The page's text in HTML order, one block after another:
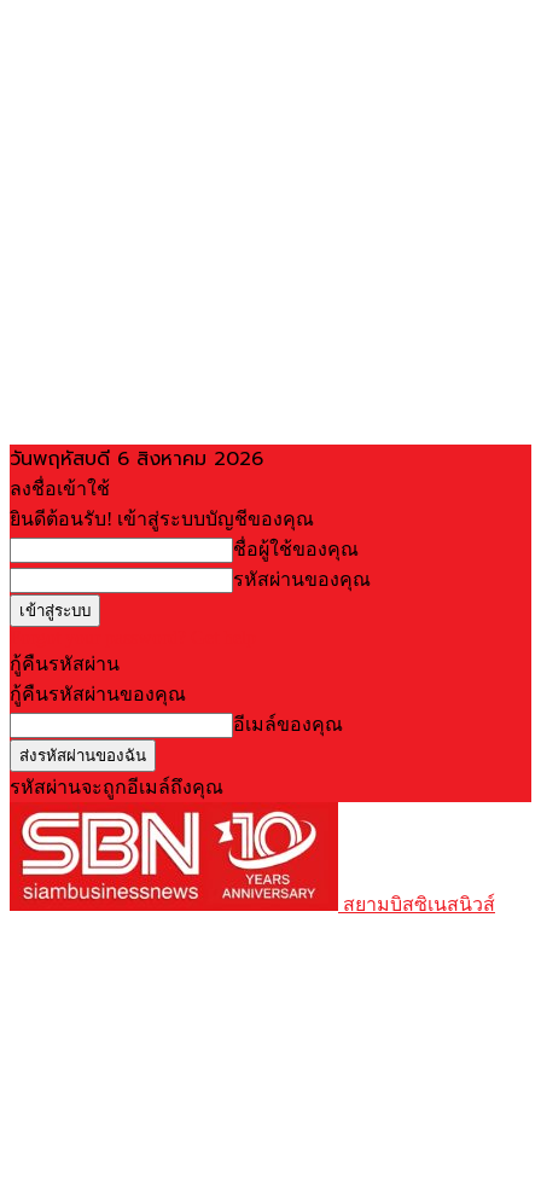
วันพฤหัสบดี 6 สิงหาคม 2026
ลงชื่อเข้าใช้
ยินดีต้อนรับ! เข้าสู่ระบบบัญชีของคุณ
ชื่อผู้ใช้ของคุณ
รหัสผ่านของคุณ
กู้คืนรหัสผ่าน
กู้คืนรหัสผ่านของคุณ
อีเมล์ของคุณ
รหัสผ่านจะถูกอีเมล์ถึงคุณ
สยามบิสซิเนสนิวส์